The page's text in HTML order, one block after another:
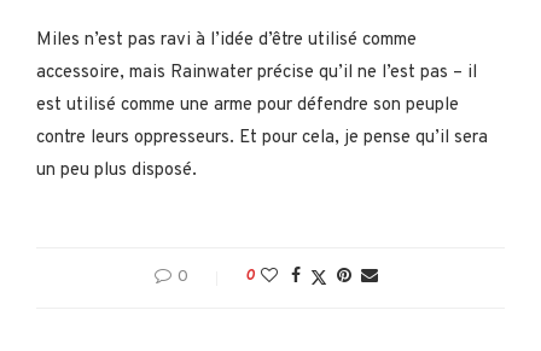
Miles n’est pas ravi à l’idée d’être utilisé comme
accessoire, mais Rainwater précise qu’il ne l’est pas – il
est utilisé comme une arme pour défendre son peuple
contre leurs oppresseurs. Et pour cela, je pense qu’il sera
un peu plus disposé.
0 0